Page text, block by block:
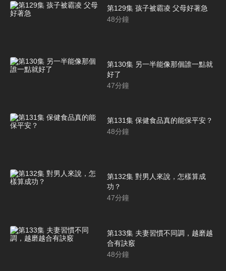
第129集 孩子被霸凌 父母好著急
48分鐘
第130集 另一半能像那個誰一點就
好了
47分鐘
第131集 保健食品真的能保平安？
48分鐘
第132集 對男人來說，怎樣算成
功？
47分鐘
第133集 夫妻習慣不同調，越磨越
合有訣竅
48分鐘